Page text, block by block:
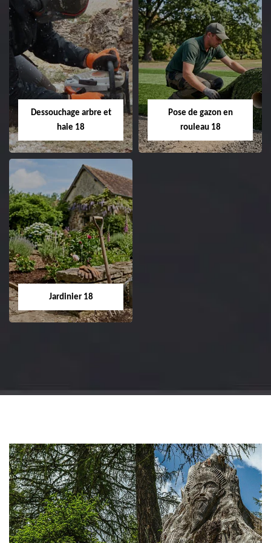
Taille de haie 18
Entreprise taille de haie
18 Cher tel:
02.52.56.49.40
Tonte et réfection
de pelouse 18
Entreprise tonte et
Cher tel: 02.52.56.49.40
Dessouchage arbre et
haie 18
Dessouchage arbre
et haie 18
Entreprise dessouchage
arbre et haie 18 Cher
Pose de gazon en
rouleau 18
Jardinier 18